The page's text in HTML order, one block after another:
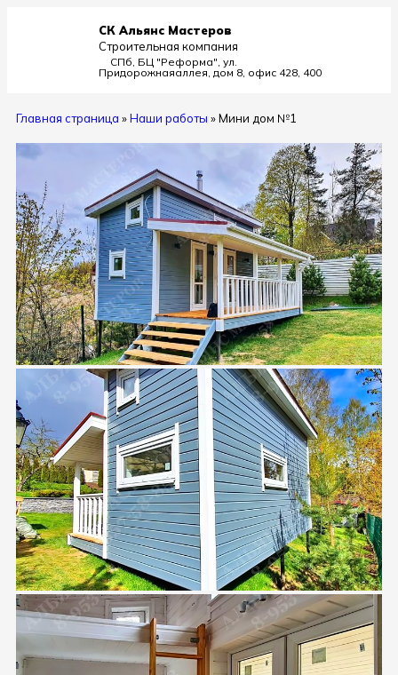
СК Альянс Мастеров
Строительная компания
СПб, БЦ "Реформа", ул.
Придорожнаяаллея, дом 8, офис 428, 400
Главная страница »Наши работы »Мини дом №1